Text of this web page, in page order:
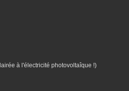
à l'électricité photovoltaîque !)